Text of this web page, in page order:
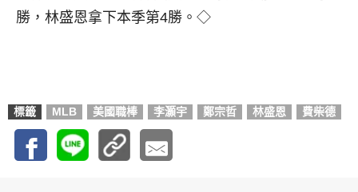
勝，林盛恩拿下本季第4勝。◇
標籤 MLB 美國職棒 李灝宇 鄭宗哲 林盛恩 費柴德